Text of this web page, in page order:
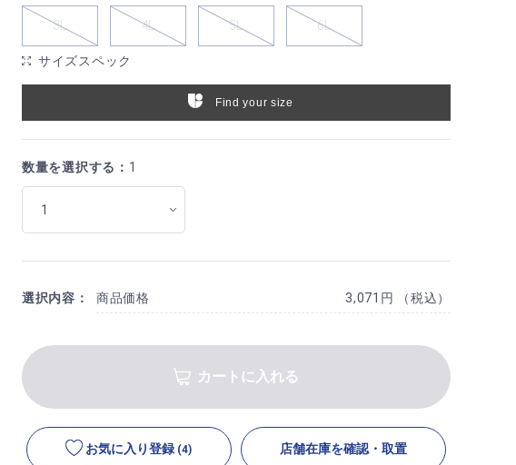
3L 4L 5L 6L
サイズスペック
Find your size
数量を選択する： 1
選択内容： 商品価格 3,071円 （税込）
カートに入れる
お気に入り登録 (4) 店舗在庫を確認・取置